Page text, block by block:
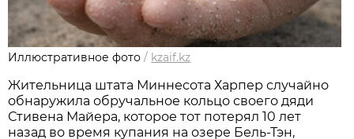
Иллюстративное фото / kzaif.kz
Жительница штата Миннесота Харпер случайно
обнаружила обручальное кольцо своего дяди
Стивена Майера, которое тот потерял 10 лет
назад во время купания на озере Бель-Тэн,